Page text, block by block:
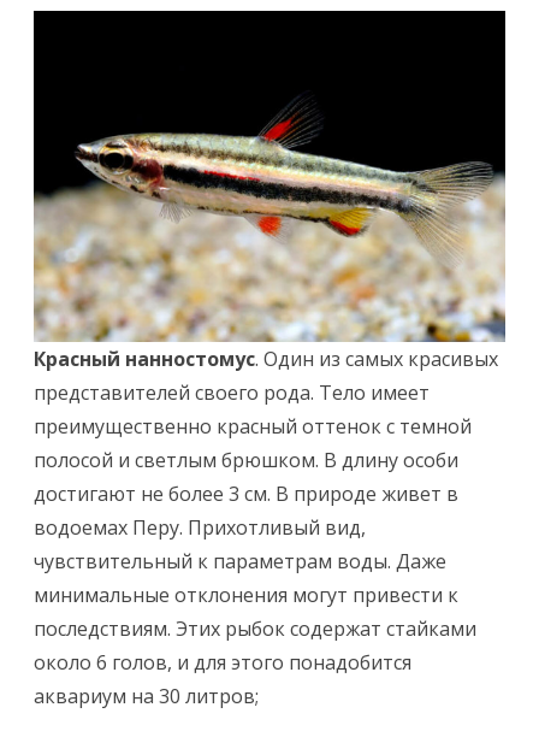
Красный нанностомус. Один из самых красивых
представителей своего рода. Тело имеет
преимущественно красный оттенок с темной
полосой и светлым брюшком. В длину особи
достигают не более 3 см. В природе живет в
водоемах Перу. Прихотливый вид,
чувствительный к параметрам воды. Даже
минимальные отклонения могут привести к
последствиям. Этих рыбок содержат стайками
около 6 голов, и для этого понадобится
аквариум на 30 литров;